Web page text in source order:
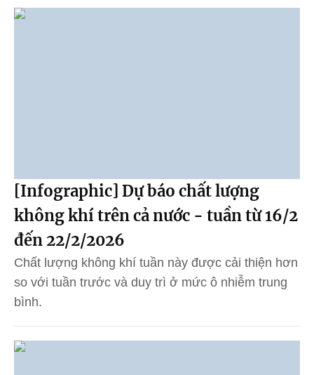
[Infographic] Dự báo chất lượng
không khí trên cả nước - tuần từ 16/2
đến 22/2/2026
Chất lượng không khí tuần này được cải thiện hơn
so với tuần trước và duy trì ở mức ô nhiễm trung
bình.